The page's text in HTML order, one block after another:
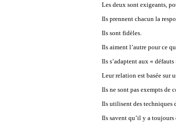
Les deux sont exigeants,
Ils prennent chacun la
Ils sont fidèles.
Ils aiment l’autre pour ce
Ils s’adaptent aux « défauts
Leur relation est basée sur
Ils ne sont pas exempts de
Ils utilisent des techniques
Ils savent qu’il y a toujours